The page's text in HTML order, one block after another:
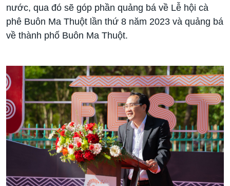
nước, qua đó sẽ góp phần quảng bá về Lễ hội cà
phê Buôn Ma Thuột lần thứ 8 năm 2023 và quảng bá
về thành phố Buôn Ma Thuột.